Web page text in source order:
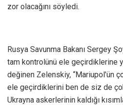
zor olacağını söyledi.
Rusya Savunma Bakanı Sergey
tam kontrolünü ele geçirdiklerine
değinen Zelenskiy, “Mariupol’ün
ele geçirdiklerini ben de siz de
Ukrayna askerlerinin kaldığı